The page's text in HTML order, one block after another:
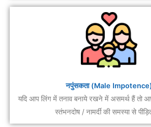
नपुंसकता (Male
यदि आप लिंग में तनाव बनाये रखने में असमर्थ हैं तो
स्तंभनदोष / नामर्दी की समस्या से